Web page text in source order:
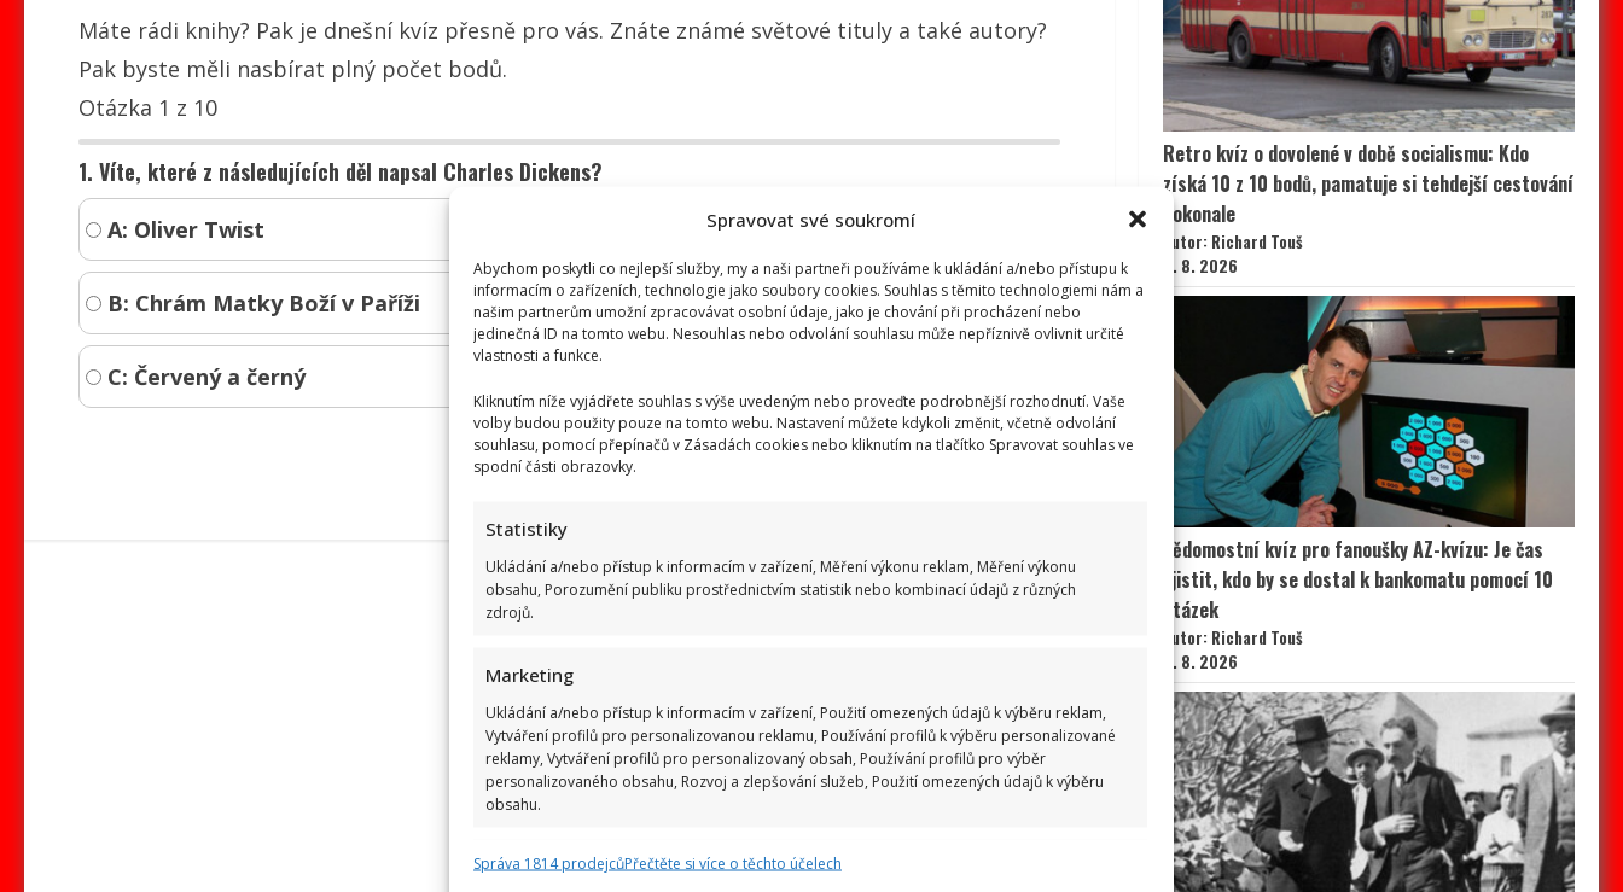
Spravovat své soukromí
Abychom poskytli co nejlepší služby, my a naši partneři používáme k ukládání a/nebo přístupu k
informacím o zařízeních, technologie jako soubory cookies. Souhlas s těmito technologiemi nám a
našim partnerům umožní zpracovávat osobní údaje, jako je chování při procházení nebo
jedinečná ID na tomto webu. Nesouhlas nebo odvolání souhlasu může nepříznivě ovlivnit určité
vlastnosti a funkce.
Kliknutím níže vyjádřete souhlas s výše uvedeným nebo proveďte podrobnější rozhodnutí. Vaše
volby budou použity pouze na tomto webu. Nastavení můžete kdykoli změnit, včetně odvolání
souhlasu, pomocí přepínačů v Zásadách cookies nebo kliknutím na tlačítko Spravovat souhlas ve
spodní části obrazovky.
Statistiky
Ukládání a/nebo přístup k informacím v zařízení, Měření výkonu reklam, Měření výkonu
obsahu, Porozumění publiku prostřednictvím statistik nebo kombinací údajů z různých
zdrojů.
Marketing
Ukládání a/nebo přístup k informacím v zařízení, Použití omezených údajů k výběru reklam,
Vytváření profilů pro personalizovanou reklamu, Používání profilů k výběru personalizované
reklamy, Vytváření profilů pro personalizovaný obsah, Používání profilů pro výběr
personalizovaného obsahu, Rozvoj a zlepšování služeb, Použití omezených údajů k výběru
obsahu.
Funkce
Správa 1814 prodejcůPřečtěte si více o těchto účelech
Máte rádi knihy? Pak je dnešní kvíz přesně pro vás. Znáte známé světové tituly a také autory?
Pak byste měli nasbírat plný počet bodů.
Otázka 1 z 10
1. Víte, které z následujících děl napsal Charles Dickens?
A: Oliver Twist
B: Chrám Matky Boží v Paříži
C: Červený a černý
Retro kvíz o dovolené v době socialismu: Kdo
získá 10 z 10 bodů, pamatuje si tehdejší cestování
dokonale
Autor: Richard Touš
8. 8. 2026
Vědomostní kvíz pro fanoušky AZ-kvízu: Je čas
zjistit, kdo by se dostal k bankomatu pomocí 10
otázek
Autor: Richard Touš
8. 8. 2026